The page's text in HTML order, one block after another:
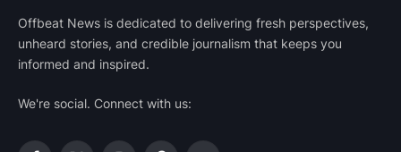
Offbeat News is dedicated to delivering fresh perspectives,
unheard stories, and credible journalism that keeps you
informed and inspired.
We're social. Connect with us: